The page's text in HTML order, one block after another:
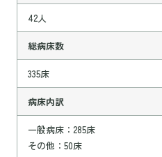
42人
総病床数
335床
病床内訳
一般病床：285床
その他：50床